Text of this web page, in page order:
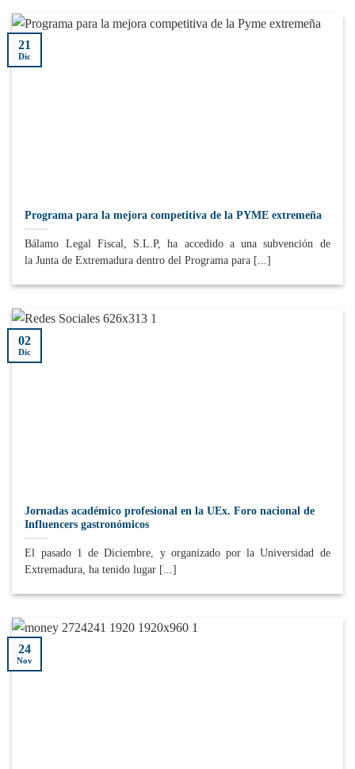
Programa para la mejora competitiva de la PYME extremeña
Bálamo Legal Fiscal, S.L.P, ha accedido a una subvención de
la Junta de Extremadura dentro del Programa para [...]
21
Dic
Jornadas académico profesional en la UEx. Foro nacional de
Influencers gastronómicos
El pasado 1 de Diciembre, y organizado por la Universidad de
Extremadura, ha tenido lugar [...]
02
Dic
24
Nov